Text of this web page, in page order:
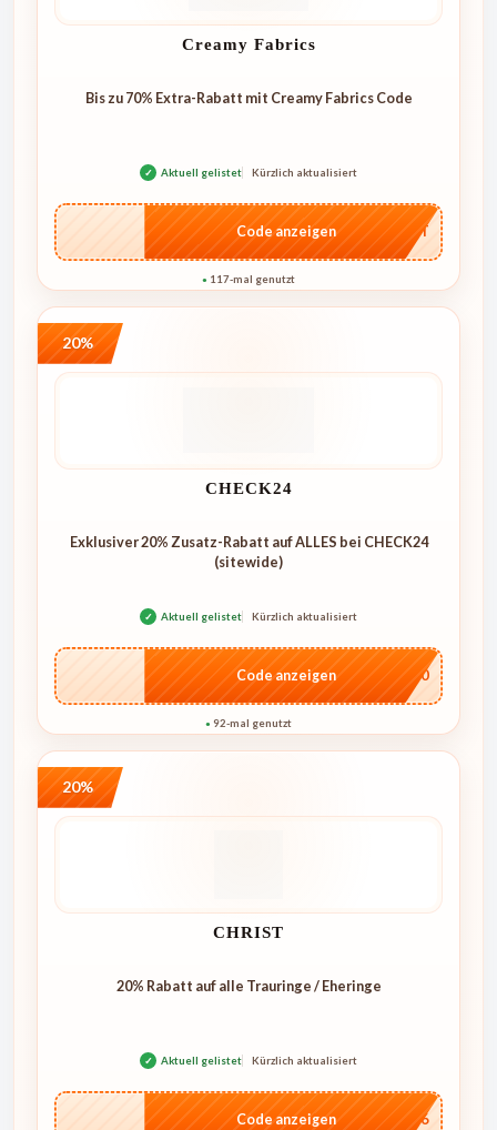
Creamy Fabrics
Bis zu 70% Extra-Rabatt mit Creamy Fabrics Code
✓ Aktuell gelistet Kürzlich aktualisiert
…CRET
Code anzeigen
● 117-mal genutzt
20%
CHECK24
Exklusiver 20% Zusatz-Rabatt auf ALLES bei CHECK24
(sitewide)
✓ Aktuell gelistet Kürzlich aktualisiert
…ME20
Code anzeigen
● 92-mal genutzt
20%
CHRIST
20% Rabatt auf alle Trauringe / Eheringe
✓ Aktuell gelistet Kürzlich aktualisiert
…IT26
Code anzeigen